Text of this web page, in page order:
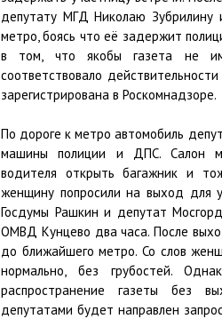
депутату МГД Николаю Зубрилину
метро, боясь что её задержит
в том, что якобы газета не
соответствовало
зарегистрирована в Роскомнадзоре.
По дороге к метро автомобиль
машины полиции и ДПС. Салон
водителя открыть багажник и
женщину попросили на выход для
Госдумы Рашкин и депутат
ОМВД Кунцево два часа. После
до ближайшего метро. Со слов
нормально, без грубостей.
распространение газеты без
депутатами будет направлен